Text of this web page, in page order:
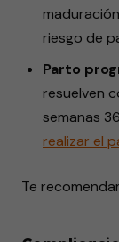
riesgo de
Parto
resuelven
semanas
realizar el
Te